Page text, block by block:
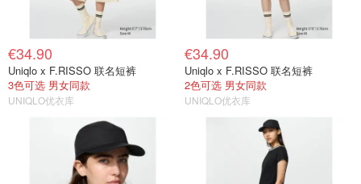
€34.90
Uniqlo x F.RISSO 联名短裤
3色可选 男女同款
UNIQLO优衣库
€34.90
Uniqlo x F.RISSO 联名短裤
2色可选 男女同款
UNIQLO优衣库